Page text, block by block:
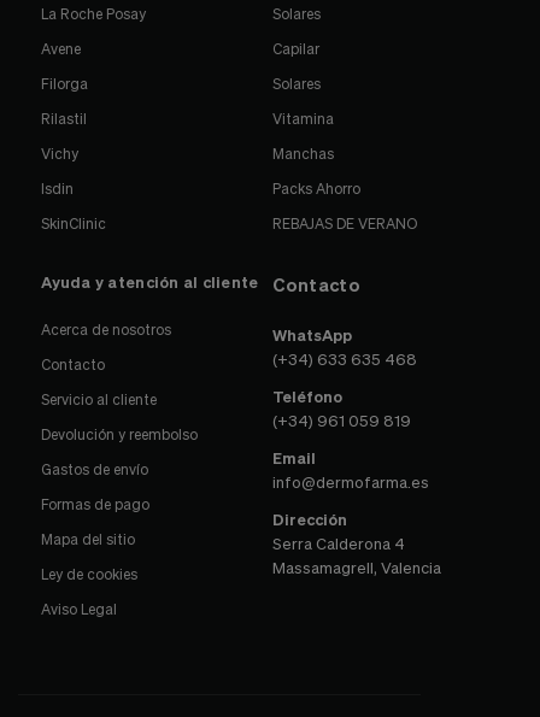
La Roche Posay
Avene
Filorga
Rilastil
Vichy
Isdin
SkinClinic
Solares
Capilar
Solares
Vitamina
Manchas
Packs Ahorro
REBAJAS DE VERANO
Ayuda y atención al cliente
Acerca de nosotros
Contacto
Servicio al cliente
Devolución y reembolso
Gastos de envío
Formas de pago
Mapa del sitio
Ley de cookies
Aviso Legal
Contacto
WhatsApp
(+34) 633 635 468
Teléfono
(+34) 961 059 819
Email
info@dermofarma.es
Dirección
Serra Calderona 4
Massamagrell, Valencia